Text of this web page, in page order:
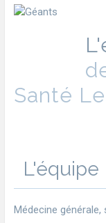
Santé
L'équipe
Médecine